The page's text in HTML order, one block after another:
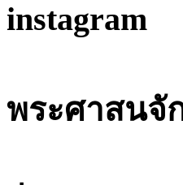
instagram
พระศาสนจั